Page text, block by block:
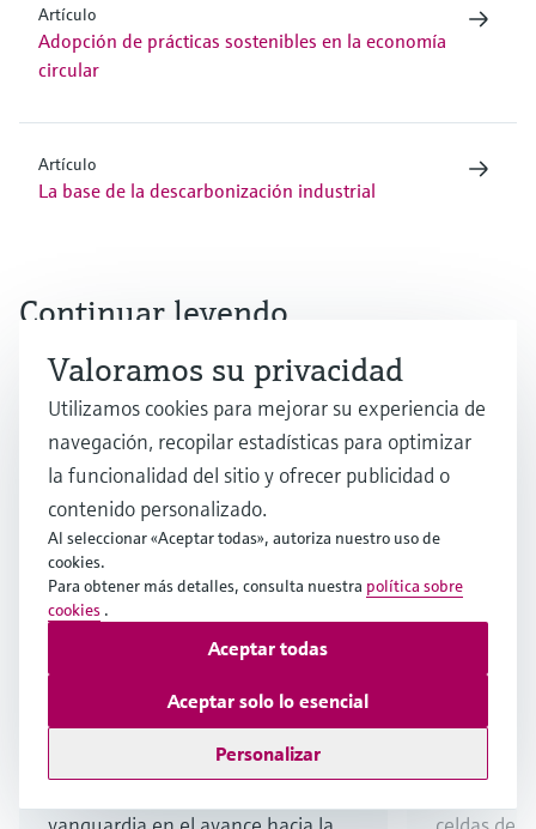
Artículo
Adopción de prácticas sostenibles en la economía
circular
Artículo
La base de la descarbonización industrial
Continuar leyendo
Artículo
Las baterías industriales
lideran el almacenamiento
Descubra cómo las baterías
Artículo
Los
Valoramos su privacidad
Utilizamos cookies para mejorar su experiencia de
navegación, recopilar estadísticas para optimizar
la funcionalidad del sitio y ofrecer publicidad o
contenido personalizado.
Al seleccionar «Aceptar todas», autoriza nuestro uso de
cookies.
Para obtener más detalles, consulta nuestra política sobre
cookies .
Personalizar
Aceptar solo lo esencial
Aceptar todas